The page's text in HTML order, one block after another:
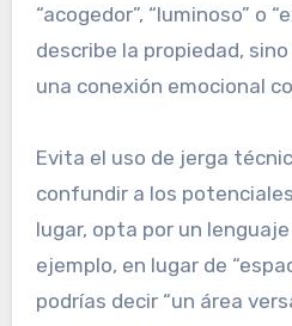
“acogedor”, “luminoso” o
describe la propiedad,
una conexión emocional
Evita el uso de jerga
confundir a los
lugar, opta por un
ejemplo, en lugar de
podrías decir “un área